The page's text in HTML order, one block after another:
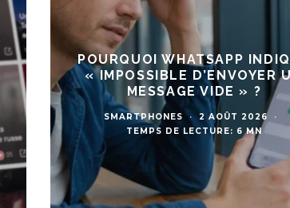
POURQUOI WHATSAPP
« IMPOSSIBLE D’ENVOYER
MESSAGE VIDE » ?
SMARTPHONES · 2 AOÛT 2026
·
TEMPS DE LECTURE: 6 MN